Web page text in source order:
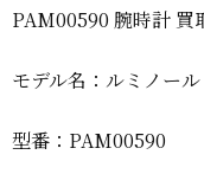
PAM00590 腕時計 買
モデル名：ルミノー
型番：PAM00590